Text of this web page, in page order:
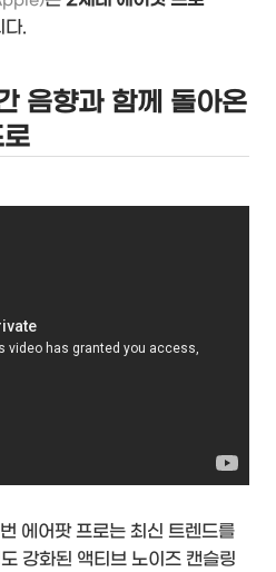
다.
음향과 함께 돌아온
에어팟 프로는 최신 트렌드를
강화된 액티브 노이즈 캔슬링